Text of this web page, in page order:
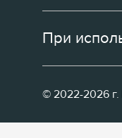
При
© 2022-2026 г.